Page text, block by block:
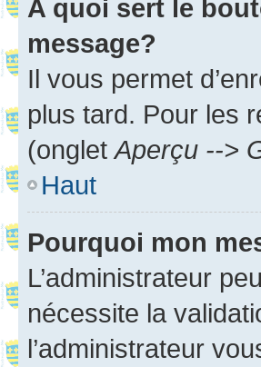
A quoi sert le
message?
Il vous permet
plus tard. Pour les
(onglet Aperçu -->
Haut
Pourquoi mon
L’administrateur
nécessite la
l’administrateur